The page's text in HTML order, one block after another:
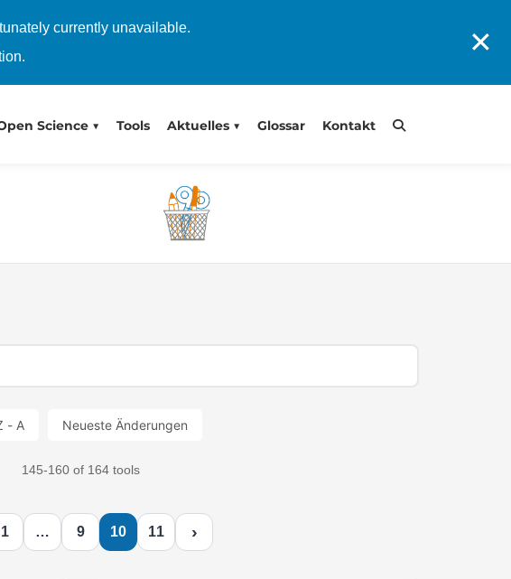
currently unavailable.
✕
Science Tools Aktuelles Glossar Kontakt
- A Neueste Änderungen
145-160 of 164 tools
1 … 9 10 11 ›